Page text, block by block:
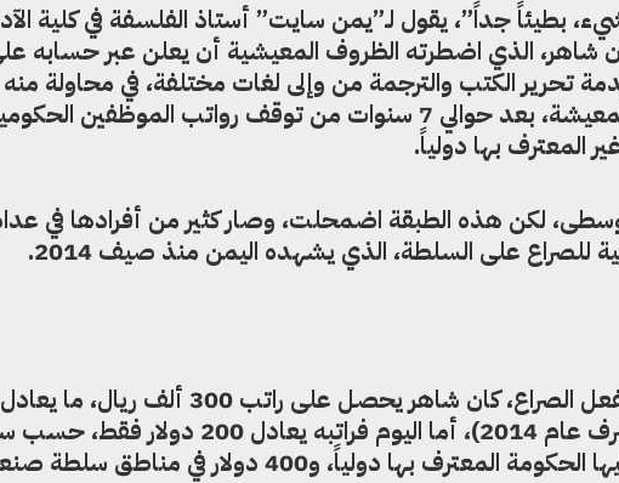
بطيئاً جداً”، يقول لـ”يمن سايت” أستاذ الفلسفة في كلية
شاهر، الذي اضطرته الظروف المعيشية أن يعلن عبر حسابه
تحرير الكتب والترجمة من وإلى لغات مختلفة، في محاولة منه
بعد حوالي 7 سنوات من توقف رواتب الموظفين
بها دولياً.
لكن هذه الطبقة اضمحلت، وصار كثير من أفرادها في
للصراع على السلطة، الذي يشهده اليمن منذ صيف 2014.
قبل تهاوي قيمة العملة اليمنية بفعل الصراع، كان شاهر يحصل على راتب 300 ألف ريال، ما يعادل
نحو 1400 دولار أمريكي (بسعر صرف عام 2014)، أما اليوم فراتبه يعادل 200 دولار
الصرف في المناطق التي تسيطر عليها الحكومة المعترف بها دولياً، و400 دولار في مناطق